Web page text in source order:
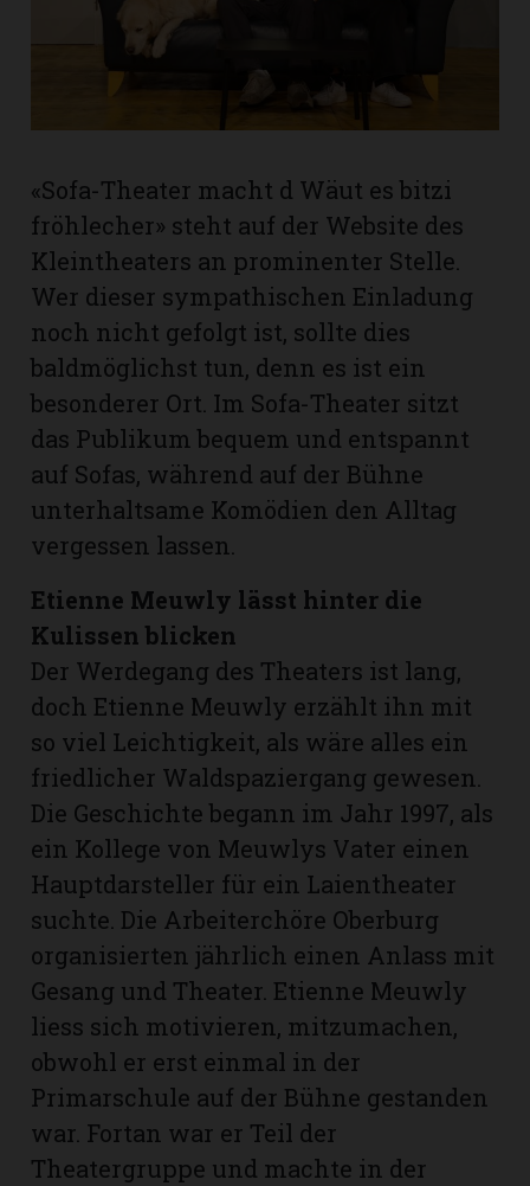
«Sofa-Theater macht d Wäut es bitzi
fröhlecher» steht auf der Website des
Kleintheaters an prominenter Stelle.
Wer dieser sympathischen Einladung
noch nicht gefolgt ist, sollte dies
baldmöglichst tun, denn es ist ein
besonderer Ort. Im Sofa-Theater sitzt
das Publikum bequem und entspannt
auf Sofas, während auf der Bühne
unterhaltsame Komödien den Alltag
vergessen lassen.
Etienne Meuwly lässt hinter die
Kulissen blicken
Der Werdegang des Theaters ist lang,
doch Etienne Meuwly erzählt ihn mit
so viel Leichtigkeit, als wäre alles ein
friedlicher Waldspaziergang gewesen.
Die Geschichte begann im Jahr 1997, als
ein Kollege von Meuwlys Vater einen
Hauptdarsteller für ein Laientheater
suchte. Die Arbeiterchöre Oberburg
organisierten jährlich einen Anlass mit
Gesang und Theater. Etienne Meuwly
liess sich motivieren, mitzumachen,
obwohl er erst einmal in der
Primarschule auf der Bühne gestanden
war. Fortan war er Teil der
Theatergruppe und machte in der